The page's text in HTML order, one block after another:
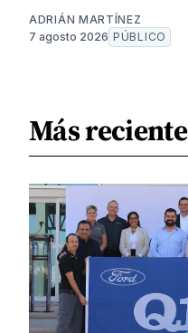
ADRIÁN MARTÍNEZ
7 agosto 2026 PÚBLICO
Más reciente